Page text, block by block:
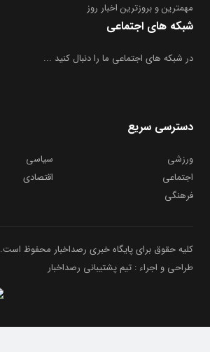
مهمترین و بروز‌ترین اخبار روز
شبکه های اجتماعی
در شبکه های اجتماعی ما را دنبال کنید ...
دسترسی سریع
ورزشی
سیاسی
اجتماعی
اقتصادی
فرهنگی
کلیه حقوق برای پایگاه خبری رصداخبار محفوظ است.
طراحی و اجراء : تیم پشتیبانی رصداخبار